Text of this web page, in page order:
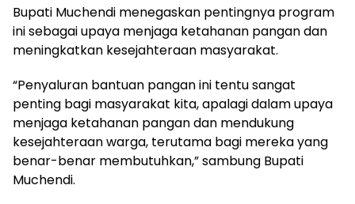
Bupati Muchendi menegaskan pentingnya program
ini sebagai upaya menjaga ketahanan pangan dan
meningkatkan kesejahteraan masyarakat.
“Penyaluran bantuan pangan ini tentu sangat
penting bagi masyarakat kita, apalagi dalam upaya
menjaga ketahanan pangan dan mendukung
kesejahteraan warga, terutama bagi mereka yang
benar-benar membutuhkan,” sambung Bupati
Muchendi.